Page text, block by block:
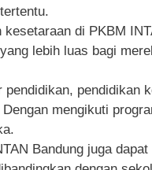
di PKBM
lebih luas bagi
pendidikan
mengikuti
Bandung juga